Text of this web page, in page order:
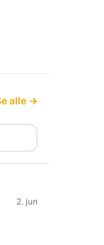
alle →
2. jun